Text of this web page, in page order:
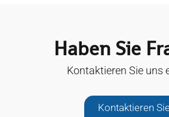
Haben Sie
Kontaktieren Sie uns
Kontaktieren